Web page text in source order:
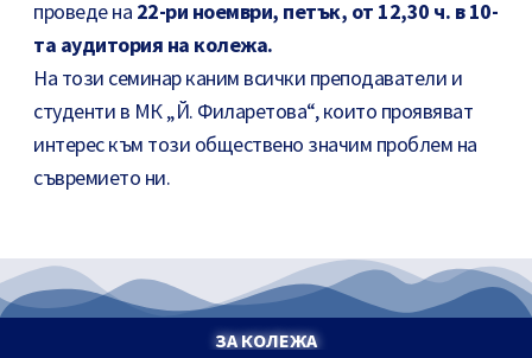
проведе на 22-ри ноември, петък, от 12,30 ч. в 10-
та аудитория на колежа.
На този семинар каним всички преподаватели и
студенти в МК „Й. Филаретова“, които проявяват
интерес към този обществено значим проблем на
съвремието ни.
ЗА КОЛЕЖА